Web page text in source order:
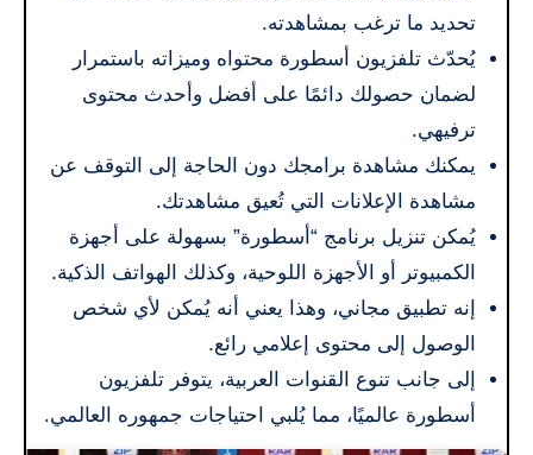
تحديد ما ترغب بمشاهدته.
يُحدّث تلفزيون أسطورة محتواه وميزاته باستمرار
لضمان حصولك دائمًا على أفضل وأحدث محتوى
ترفيهي.
يمكنك مشاهدة برامجك دون الحاجة إلى التوقف عن
مشاهدة الإعلانات التي تُعيق مشاهدتك.
يُمكن تنزيل برنامج “أسطورة” بسهولة على أجهزة
الكمبيوتر أو الأجهزة اللوحية، وكذلك الهواتف الذكية.
إنه تطبيق مجاني، وهذا يعني أنه يُمكن لأي شخص
الوصول إلى محتوى إعلامي رائع.
إلى جانب تنوع القنوات العربية، يتوفر تلفزيون
أسطورة عالميًا، مما يُلبي احتياجات جمهوره العالمي.